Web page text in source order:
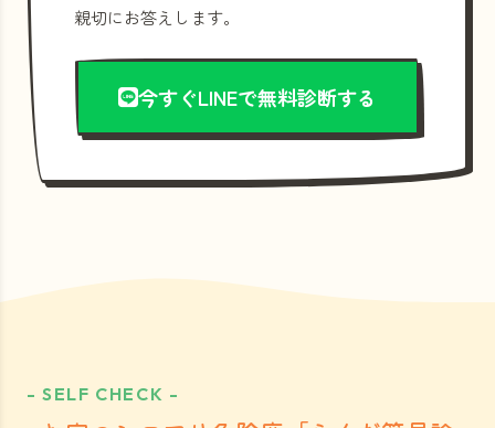
親切にお答えします。
今すぐLINEで無料診断する
- SELF CHECK -